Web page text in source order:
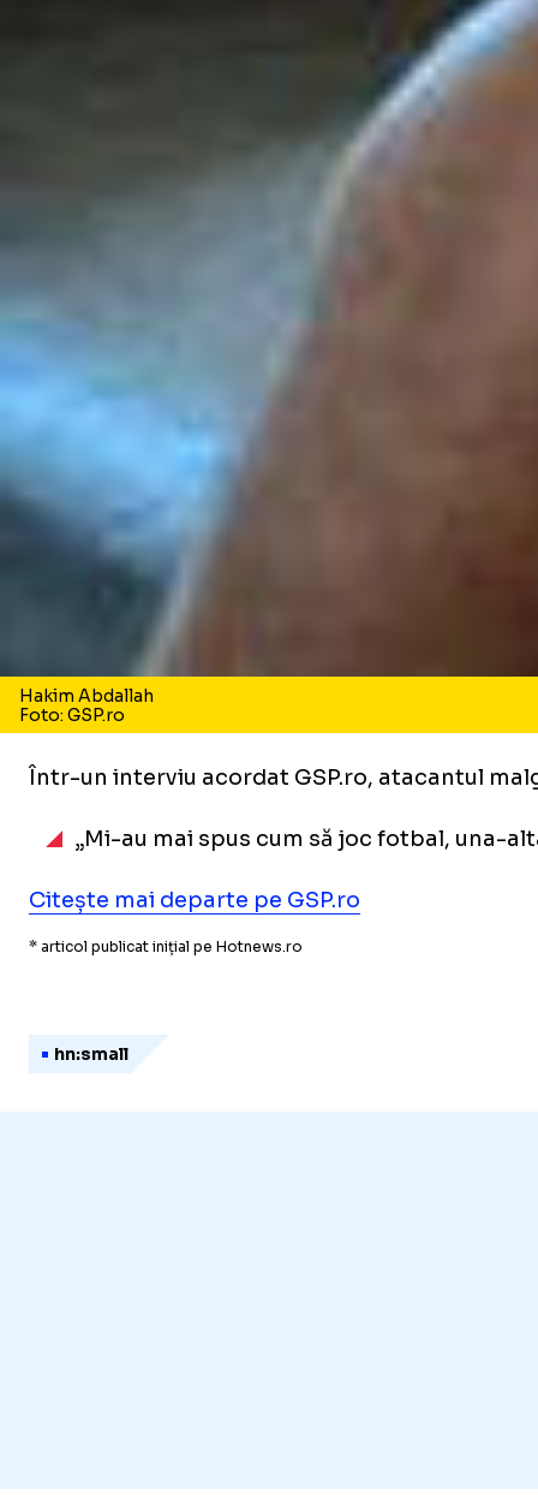
Hakim Abdallah
Foto: GSP.ro
Într-un interviu acordat GSP.ro, atacantul
„Mi-au mai spus cum să joc fotbal, una-
Citește mai departe pe GSP.ro
* articol publicat inițial pe Hotnews.ro
hn:small